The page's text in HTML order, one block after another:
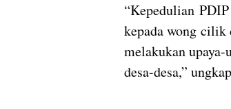
“Kepedulian
kepada wong cilik
melakukan upaya-
desa-desa,”